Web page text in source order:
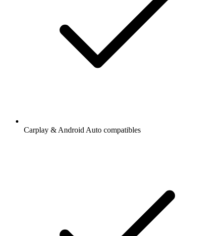
Carplay & Android Auto compatibles